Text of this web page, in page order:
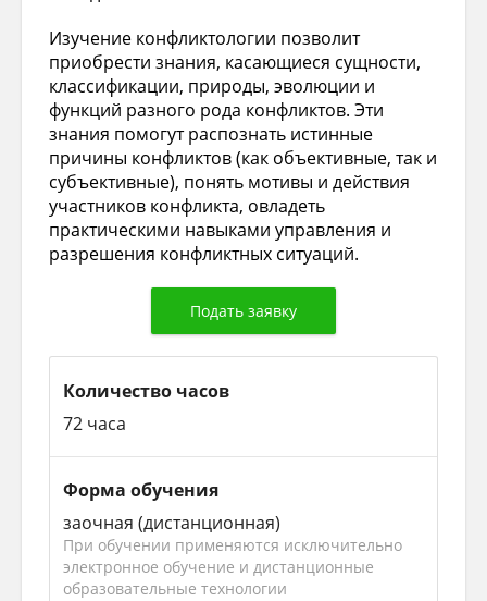
Изучение конфликтологии позволит
приобрести знания, касающиеся сущности,
классификации, природы, эволюции и
функций разного рода конфликтов. Эти
знания помогут распознать истинные
причины конфликтов (как объективные, так и
субъективные), понять мотивы и действия
участников конфликта, овладеть
практическими навыками управления и
разрешения конфликтных ситуаций.
Количество часов
72 часа
Форма обучения
заочная (дистанционная)
При обучении применяются исключительно
электронное обучение и дистанционные
образовательные технологии